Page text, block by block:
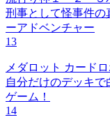
刑事として怪事件の
ーアドベンチャー
13
メダロット カード
自分だけのデッキ
ゲーム！
14